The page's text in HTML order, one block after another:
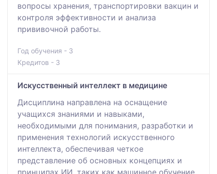
вопросы хранения, транспортировки вакцин и
контроля эффективности и анализа
прививочной работы.
Год обучения - 3
Кредитов - 3
Искусственный интеллект в медицине
Дисциплина направлена на оснащение
учащихся знаниями и навыками,
необходимыми для понимания, разработки и
применения технологий искусственного
интеллекта, обеспечивая четкое
представление об основных концепциях и